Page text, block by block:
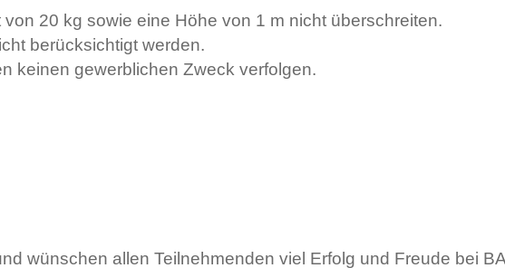
20 kg sowie eine Höhe von 1 m nicht überschreiten.
berücksichtigt werden.
keinen gewerblichen Zweck verfolgen.
wünschen allen Teilnehmenden viel Erfolg und Freude bei